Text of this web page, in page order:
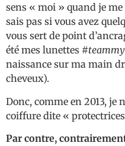
sens « moi » quand je
sais pas si vous avez
vous sert de point
été mes lunettes
naissance sur ma main
cheveux).
Donc, comme en 2013, je
coiffure dite «
Par contre,